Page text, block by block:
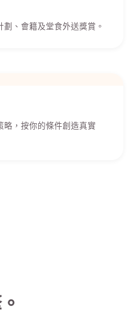
、會籍及堂食外送獎賞。
略，按你的條件創造真實